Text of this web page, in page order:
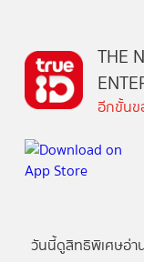
THE
อีกขั้นข
วันนี้ดูสิทธิพิเศษอ่า